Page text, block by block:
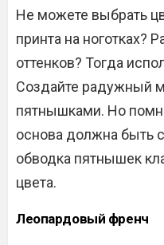
Не можете выбрать
принта на ноготках?
оттенков? Тогда
Создайте радужный
пятнышками. Но
основа должна быть
обводка пятнышек
цвета.
Леопардовый френч